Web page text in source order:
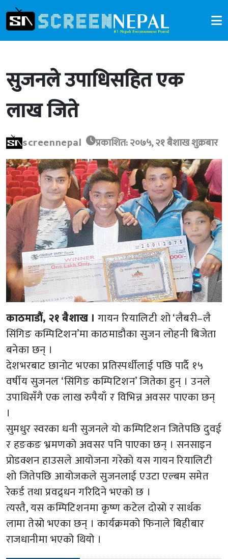
सुजनले उपाधिसहित एक
लाख जिते
screennepal प्रकाशित: २०७५, २१ बैशाख शुक्रबार
काठमाडौं, २१ बैशाख । गायन रियालिटी शो ‘लैबरी–लै
सिंगिङ कम्पिटिशन’मा काठमाडौका सुजन लोहनी बिजेता
बनेका छन् ।
देशभरबाट छानोट भएका प्रतिस्पर्धीलाई पछि पार्दै १५
वर्षीय सुजनल ‘सिंगिङ कम्पिटिशन’ जितेका हुन् । उनले
उपाधिसँगै एक लाख रुपैयाँ र विभिन्न अवसर पाएका छन्
।
सुमधुर स्वरका धनी सुजनले यो कम्पिटिशन जितेपछि दुवई
र हङकङ भ्रमणको अवसर पनि पाएका छन् । सनसाइन
प्रोडक्शन हाउसले आयोजना गरेको यस गायन रियालिटी
शो जितेपछि आयोजकले सुजनलाई एउटा एल्बम समेत
रेकर्ड तथा प्रवद्र्धन गरिदिने भएको छ ।
त्यस्तै, यस कम्पिटिशनमा कृष्ण कटेल दोस्रो र सार्थक
लामा तेस्रो भएका छन् । कार्यक्रमको फिनाले बिहीबार
राजधानीमा भएको थियो ।